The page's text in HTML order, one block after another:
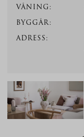
VÅNING:
BYGGÅR:
ADRESS: